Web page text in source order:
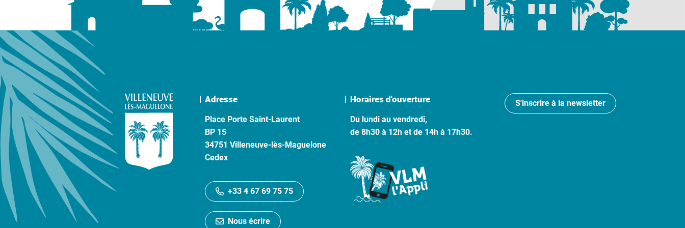
Adresse
Place Porte Saint-Laurent
BP 15
34751 Villeneuve-lès-Maguelone
Cedex
+33 4 67 69 75 75
Nous écrire
Horaires d'ouverture
Du lundi au vendredi,
de 8h30 à 12h et de 14h à 17h30.
S'inscrire à la newsletter